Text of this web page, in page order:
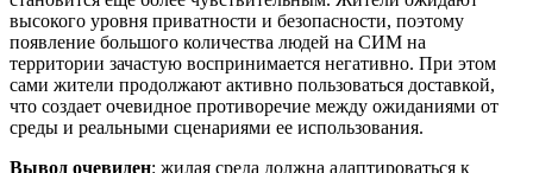
высокого уровня приватности и безопасности, поэтому
появление большого количества людей на СИМ на
территории зачастую воспринимается негативно. При этом
сами жители продолжают активно пользоваться доставкой,
что создает очевидное противоречие между ожиданиями от
среды и реальными сценариями ее использования.
Вывод очевиден: жилая среда должна адаптироваться к